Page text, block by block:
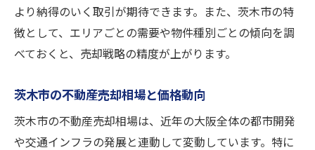
より納得のいく取引が期待できます。また、茨木市の特
徴として、エリアごとの需要や物件種別ごとの傾向を調
べておくと、売却戦略の精度が上がります。
茨木市の不動産売却相場と価格動向
茨木市の不動産売却相場は、近年の大阪全体の都市開発
や交通インフラの発展と連動して変動しています。特に